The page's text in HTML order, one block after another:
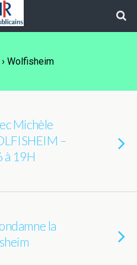
Wolfisheim
Michèle
–
à 19H
la